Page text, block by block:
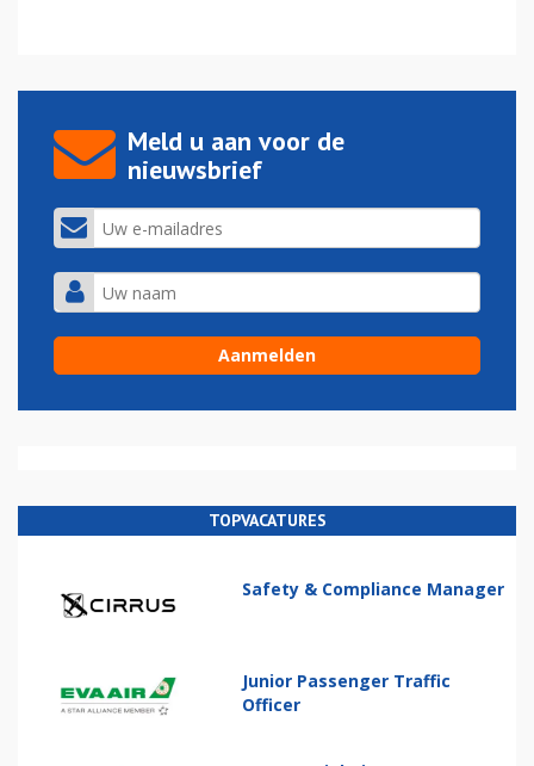
Meld u aan voor de
nieuwsbrief
TOPVACATURES
Safety & Compliance Manager
Junior Passenger Traffic
Officer